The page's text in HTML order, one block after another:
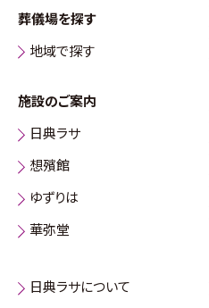
葬儀場を探す
地域で探す
施設のご案内
日典ラサ
想殯館
ゆずりは
華弥堂
日典ラサについて